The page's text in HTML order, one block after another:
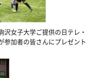
女子大学ご提供の日テレ・
参加者の皆さんにプレゼント